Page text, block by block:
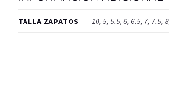
TALLA ZAPATOS 10, 5, 5.5, 6, 6.5, 7, 7.5,